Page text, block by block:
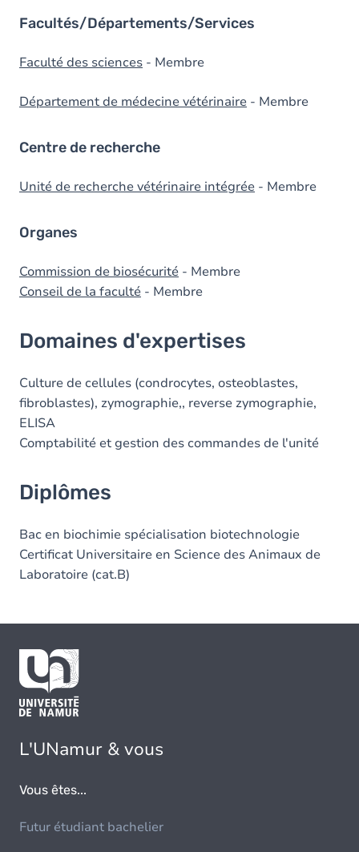
Diplômes
Facultés/Départements/Services
Faculté des sciences - Membre
Département de médecine vétérinaire - Membre
Centre de recherche
Unité de recherche vétérinaire intégrée - Membre
Organes
Commission de biosécurité - Membre
Conseil de la faculté - Membre
Domaines d'expertises
Culture de cellules (condrocytes, osteoblastes,
fibroblastes), zymographie,, reverse zymographie,
ELISA
Comptabilité et gestion des commandes de l'unité
Diplômes
Bac en biochimie spécialisation biotechnologie
Certificat Universitaire en Science des Animaux de
Laboratoire (cat.B)
L'UNamur & vous
Vous êtes...
Futur étudiant bachelier